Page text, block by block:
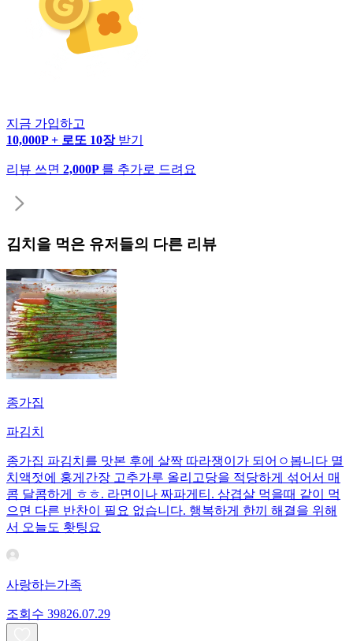
지금 가입하고
10,000P + 로또 10장 받기
리뷰 쓰면 2,000P 를 추가로 드려요
김치 을 먹은 유저들의 다른 리뷰
종가집
파김치
종가집 파김치를 맛본 후에 살짝 따라쟁이가 되어ㅇ봅니다 멸
치액젓에 홍게간장 고추가루 올리고당을 적당하게 섞어서 매
콤 달콤하게 ㅎㅎ. 라면이나 짜파게티. 삼겹살 먹을때 같이 먹
으면 다른 반찬이 필요 없습니다. 행복하게 한끼 해결을 위해
서 오늘도 홧팅요
사랑하는가족
조회수 39826.07.29